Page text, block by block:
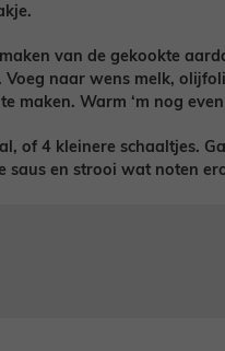
van de gekookte
naar wens melk,
maken. Warm ‘m nog
of 4 kleinere schaaltjes.
saus en strooi wat noten